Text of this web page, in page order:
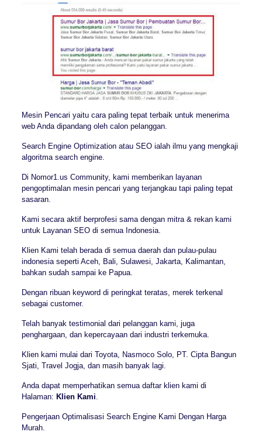
Mesin Pencari yaitu cara paling tepat terbaik untuk menerima
web Anda dipandang oleh calon pelanggan.
Search Engine Optimization atau SEO ialah ilmu yang mengkaji
algoritma search engine.
Di Nomor1.us Community, kami memberikan layanan
pengoptimalan mesin pencari yang terjangkau tapi paling tepat
sasaran.
Kami secara aktif berprofesi sama dengan mitra & rekan kami
untuk Layanan SEO di semua Indonesia.
Klien Kami telah berada di semua daerah dan pulau-pulau
indonesia seperti Aceh, Bali, Sulawesi, Jakarta, Kalimantan,
bahkan sudah sampai ke Papua.
Dengan ribuan keyword di peringkat teratas, merek terkenal
sebagai customer.
Telah banyak testimonial dari pelanggan kami, juga
penghargaan, dan kepercayaan dari industri terkemuka.
Klien kami mulai dari Toyota, Nasmoco Solo, PT. Cipta Bangun
Sjati, Travel Jogja, dan masih banyak lagi.
Anda dapat memperhatikan semua daftar klien kami di
Halaman: Klien Kami
Pengerjaan Optimalisasi Search Engine Kami Dengan Harga
Murah.